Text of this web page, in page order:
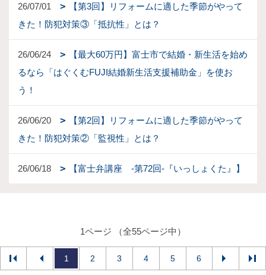
26/07/01
【第3回】リフォームに適した季節がやって
きた！防犯対策③「抵抗性」とは？
26/06/24
【最大60万円】富士市で結婚・新生活を始め
るなら「はぐくむFUJI結婚新生活支援補助金」を使お
う！
26/06/20
【第2回】リフォームに適した季節がやって
きた！防犯対策②「監視性」とは？
26/06/18 【富士弁講座 -第72回-『いっしょくた』】
1ページ （全55ページ中）
1 2 3 4 5 6